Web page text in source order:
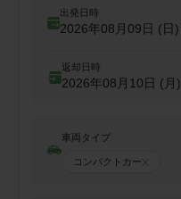
出発日時
2026年08月09日 (日)
返却日時
2026年08月10日 (月)
車両タイプ
コンパクトカー